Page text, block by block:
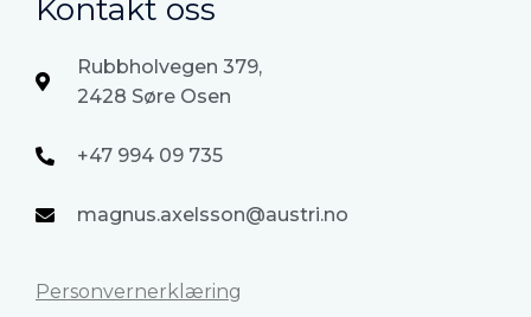
Kontakt oss
Rubbholvegen 379,
2428 Søre Osen
+47 994 09 735
magnus.axelsson@austri.no
Personvernerklæring